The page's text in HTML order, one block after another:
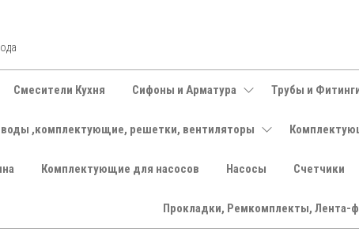
Смесители Кухня Сифоны и Арматура Трубы и
,комплектующие, решетки, вентиляторы
Комплектующие для насосов Насосы Счетчики
Прокладки, Ремкомплекты,